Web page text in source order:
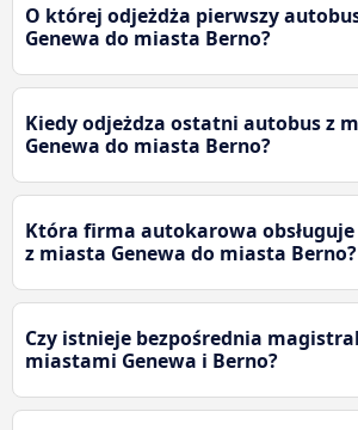
O której odjeżdża pierwszy
Genewa do miasta Berno?
Kiedy odjeżdza ostatni autobus z
Genewa do miasta Berno?
Która firma autokarowa obsługuje
z miasta Genewa do miasta Berno?
Czy istnieje bezpośrednia
miastami Genewa i Berno?